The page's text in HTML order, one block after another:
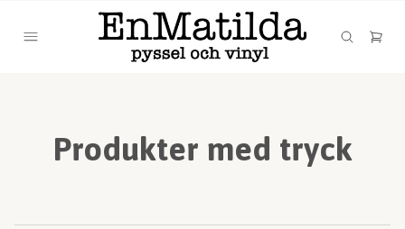
Produkter med tryck